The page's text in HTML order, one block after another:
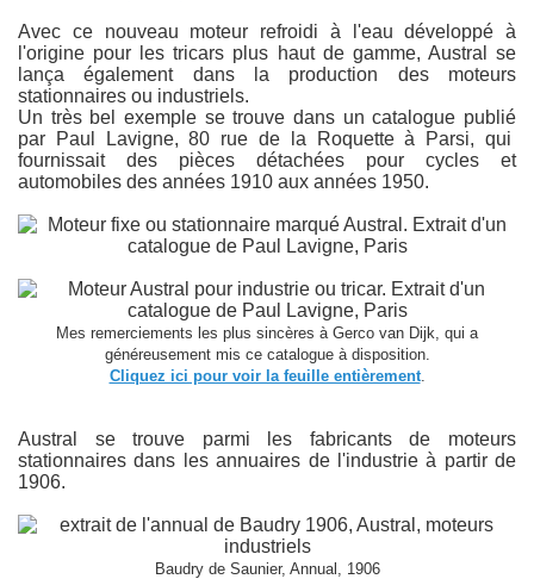
Avec ce nouveau moteur refroidi à l'eau développé à
l'origine pour les tricars plus haut de gamme, Austral se
lança également dans la production des moteurs
stationnaires ou industriels.
Un très bel exemple se trouve dans un catalogue publié
par Paul Lavigne, 80 rue de la Roquette à Parsi, qui
fournissait des pièces détachées pour cycles et
automobiles des années 1910 aux années 1950.
Mes remerciements les plus sincères à Gerco van Dijk, qui a
généreusement mis ce catalogue à disposition.
Cliquez ici pour voir la feuille entièrement.
Austral se trouve parmi les fabricants de moteurs
stationnaires dans les annuaires de l'industrie à partir de
1906.
Baudry de Saunier, Annual, 1906